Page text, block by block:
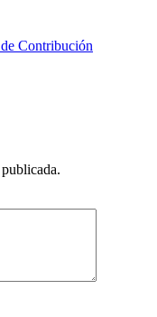
Contribución